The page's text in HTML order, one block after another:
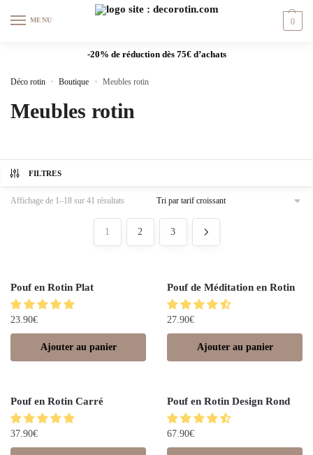
MENU 0
-20% de réduction dès 75€ d’achats
Déco rotin » Boutique » Meubles rotin
Meubles rotin
FILTRES
Affichage de 1–18 sur 41 résultats
1 2 3
Pouf en Rotin Plat
23.90€
Ajouter au panier
Pouf de Méditation en Rotin
27.90€
Ajouter au panier
Pouf en Rotin Carré
37.90€
Pouf en Rotin Design Rond
67.90€